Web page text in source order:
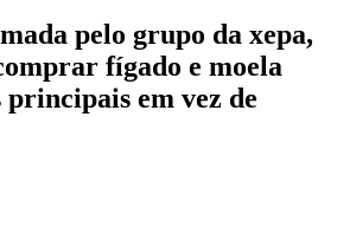
pelo grupo da xepa,
fígado e moela
em vez de